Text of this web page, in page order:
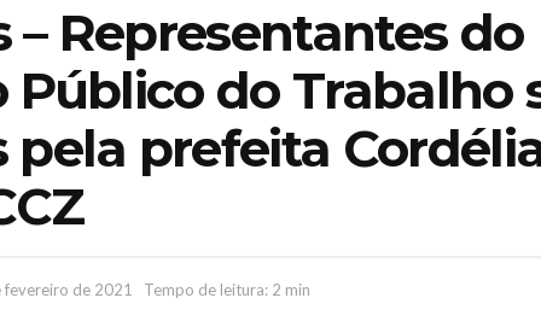
– Representantes do
Público do Trabalho
pela prefeita
fevereiro de 2021 Tempo de leitura: 2 min